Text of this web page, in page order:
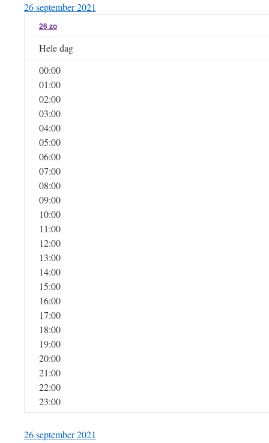
26 september 2021
26zo
Hele dag
00:00
01:00
02:00
03:00
04:00
05:00
06:00
07:00
08:00
09:00
10:00
11:00
12:00
13:00
14:00
15:00
16:00
17:00
18:00
19:00
20:00
21:00
22:00
23:00
26 september 2021